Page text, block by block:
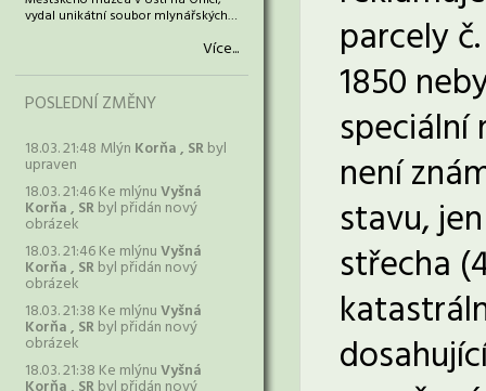
vydal unikátní soubor mlynářských…
Více...
POSLEDNÍ ZMĚNY
18.03. 21:48 Mlýn Korňa , SRbyl
upraven
18.03. 21:46 Ke mlýnuVyšná
Korňa , SRbyl přidán nový
obrázek
18.03. 21:46 Ke mlýnuVyšná
Korňa , SRbyl přidán nový
obrázek
18.03. 21:38 Ke mlýnuVyšná
Korňa , SRbyl přidán nový
obrázek
18.03. 21:38 Ke mlýnuVyšná
parcely
1850
speciální
není
stavu,
střecha